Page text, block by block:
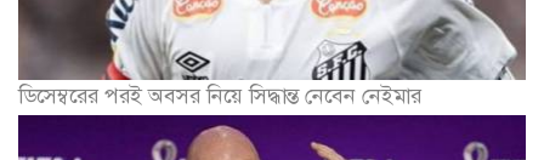
ডিসেম্বরের পরই অবসর নিয়ে সিদ্ধান্ত নেবেন নেইমার